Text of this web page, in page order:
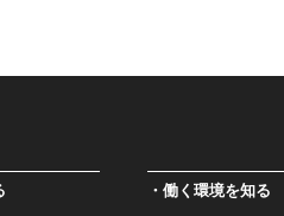
働く環境を知る